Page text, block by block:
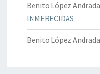
Benito López Andrada
INMERECIDAS
Benito López Andrada